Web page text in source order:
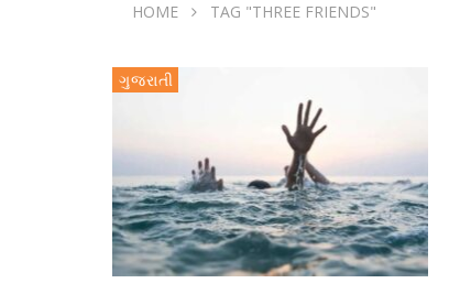
HOME TAG "THREE FRIENDS"
ગુજરાતી